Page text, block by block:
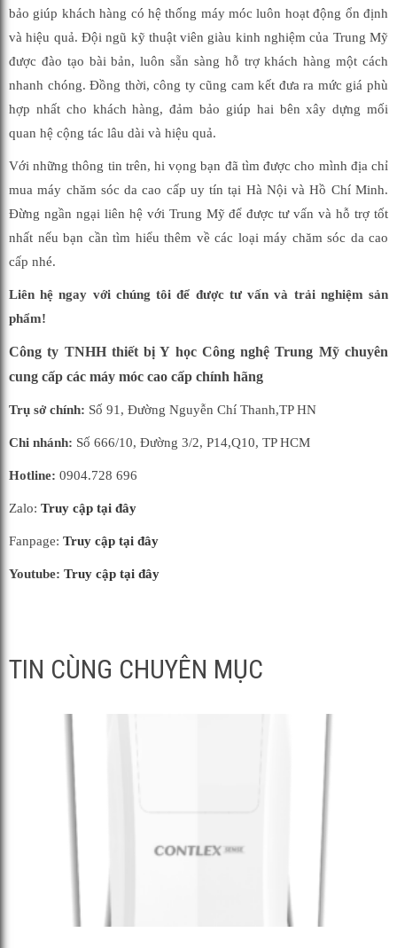
bảo giúp khách hàng có hệ thống máy móc luôn hoạt động ổn định
và hiệu quả. Đội ngũ kỹ thuật viên giàu kinh nghiệm của Trung Mỹ
được đào tạo bài bản, luôn sẵn sàng hỗ trợ khách hàng một cách
nhanh chóng. Đồng thời, công ty cũng cam kết đưa ra mức giá phù
hợp nhất cho khách hàng, đảm bảo giúp hai bên xây dựng mối
quan hệ cộng tác lâu dài và hiệu quả.
Với những thông tin trên, hi vọng bạn đã tìm được cho mình địa chỉ
mua máy chăm sóc da cao cấp uy tín tại Hà Nội và Hồ Chí Minh.
Đừng ngần ngại liên hệ với Trung Mỹ để được tư vấn và hỗ trợ tốt
nhất nếu bạn cần tìm hiểu thêm về các loại máy chăm sóc da cao
cấp nhé.
Liên hệ ngay với chúng tôi để được tư vấn và trải nghiệm sản
phẩm!
Công ty TNHH thiết bị Y học Công nghệ Trung Mỹ chuyên
cung cấp các máy móc cao cấp chính hãng
Trụ sở chính: Số 91, Đường Nguyễn Chí Thanh,TP HN
Chi nhánh: Số 666/10, Đường 3/2, P14,Q10, TP HCM
Hotline: 0904.728 696
Zalo: Truy cập tại đây
Fanpage: Truy cập tại đây
Youtube: Truy cập tại đây
TIN CÙNG CHUYÊN MỤC